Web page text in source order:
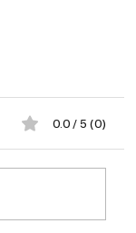
0.0 / 5 (0)